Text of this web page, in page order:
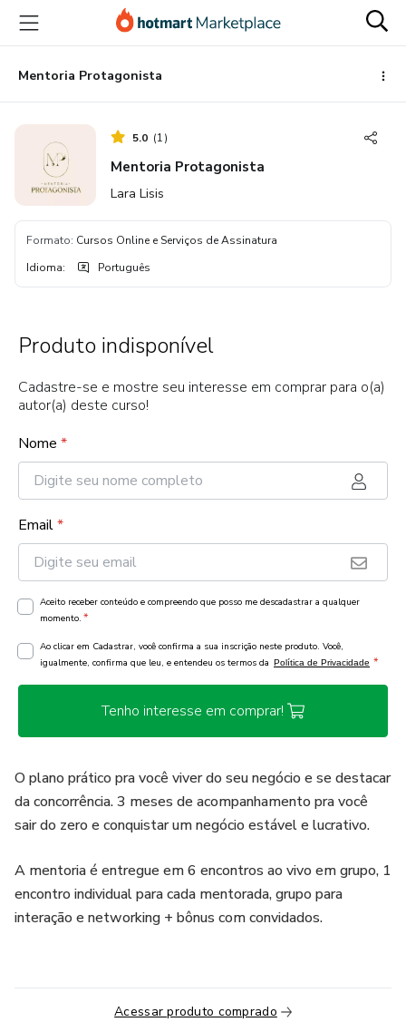
para
conteúdo
principal
para
pagamento
para
rodapé
Mentoria Protagonista
5.0 (1)
Mentoria Protagonista
Lara Lisis
Formato: Cursos Online e Serviços de Assinatura
Idioma: Português
Produto indisponível
Cadastre-se e mostre seu interesse em comprar para o(a)
autor(a) deste curso!
Nome *
Email*
Aceito receber conteúdo e compreendo que posso me descadastrar a qualquer
momento. *
Ao clicar em Cadastrar, você confirma a sua inscrição neste produto. Você,
igualmente, confirma que leu, e entendeu os termos da Política de Privacidade *
Tenho interesse em comprar!
O plano prático pra você viver do seu negócio e se destacar
da concorrência. 3 meses de acompanhamento pra você
sair do zero e conquistar um negócio estável e lucrativo.
A mentoria é entregue em 6 encontros ao vivo em grupo, 1
encontro individual para cada mentorada, grupo para
interação e networking + bônus com convidados.
Acessar produto comprado